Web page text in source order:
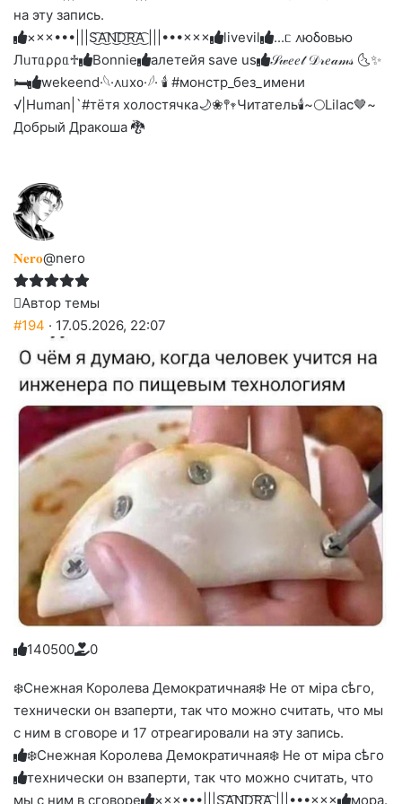
улыбаюсь
смеюсь
до
слез
печаль
плачу
на эту запись.
×××•••|||S͜͡A͜͡N͜͡D͜͡R͜͡A͜͡ |||•••×××
livevil
...ᥴ ᧘юδ᧐ʙью
Лᥙᴛᥲρρᥲ♱
Bonnie алетейя save us
𝒮𝓌𝑒𝑒𝓉 𝒟𝓇𝑒𝒶𝓂𝓈 🌜✨
🛏️
wekeend·𓆩·᧘ᥙх᧐·𓆪· 🕯 #монстр_без_имени
√|Human|`#тётя холостячка🌙❀𖤣𖥧Читатель🕯️~🌕Lilac🤎~
Добрый Дракоша 🐉
𝐍𝐞𝐫𝐨@nero
Автор темы
#194 · 17.05.2026, 22:07
Голосуйте
вверх.
14
Нажмите
реакцию:
0
Нажмите
реакцию:
до
слез
5
Нажмите
реакцию:
0
Нажмите
реакцию:
0
Нажмите
благодарю
0
❄️Снежная Королева Демократичная❄️ Не от мiра сѣго,
технически он взаперти, так что можно считать, что мы
с ним в сговоре и 17 отреагировали на эту запись.
❄️Снежная Королева Демократичная❄️ Не от мiра сѣго
технически он взаперти, так что можно считать, что
мы с ним в сговоре
×××•••|||S͜͡A͜͡N͜͡D͜͡R͜͡A͜͡ |||•••××× мора.